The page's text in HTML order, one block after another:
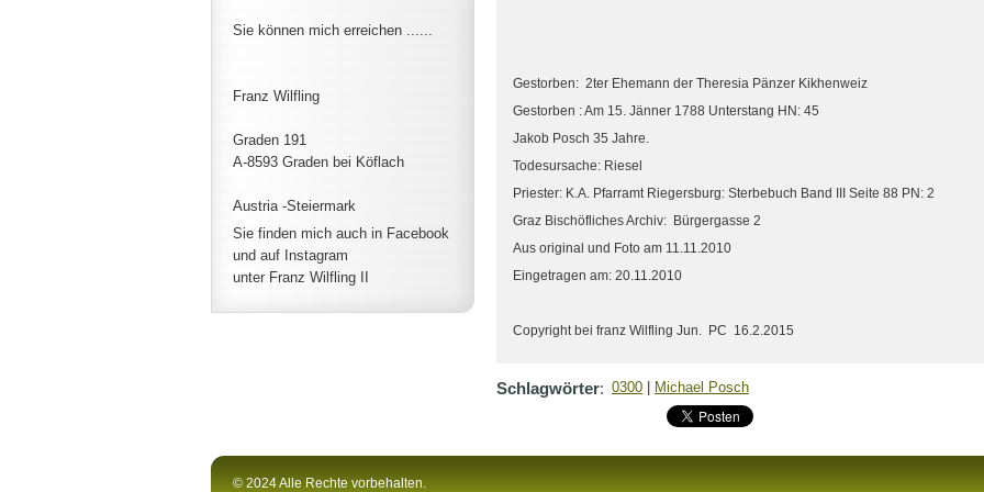
Gestorben: 2ter Ehemann der Theresia Pänzer Kikhenweiz
Gestorben : Am 15. Jänner 1788 Unterstang HN: 45
Jakob Posch 35 Jahre.
Todesursache: Riesel
Priester: K.A. Pfarramt Riegersburg: Sterbebuch Band III Seite 88 PN: 2
Graz Bischöfliches Archiv: Bürgergasse 2
Aus original und Foto am 11.11.2010
Eingetragen am: 20.11.2010
Copyright bei franz Wilfling Jun. PC 16.2.2015
Schlagwörter: 0300 Michael Posch
Sie können mich erreichen ......
Franz Wilfling
Graden 191
A-8593 Graden bei Köflach
Austria -Steiermark
Sie finden mich auch in Facebook
und auf Instagram
unter Franz Wilfling II
© 2024 Alle Rechte vorbehalten.